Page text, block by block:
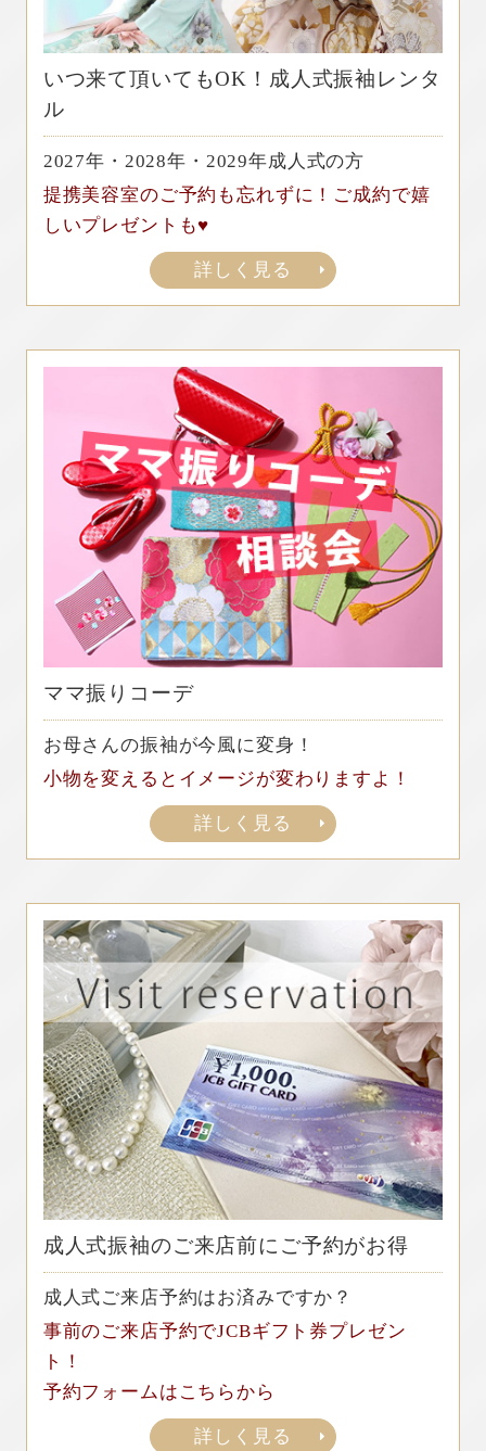
いつ来て頂いてもOK！成人式振袖レンタ
ル
2027年・2028年・2029年成人式の方
提携美容室のご予約も忘れずに！ご成約で嬉
しいプレゼントも♥
詳しく見る
ママ振りコーデ
お母さんの振袖が今風に変身！
小物を変えるとイメージが変わりますよ！
詳しく見る
成人式振袖のご来店前にご予約がお得
成人式ご来店予約はお済みですか？
事前のご来店予約でJCBギフト券プレゼン
ト！
予約フォームはこちらから
詳しく見る